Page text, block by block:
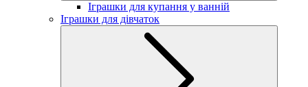
Іграшки для купання у ванній
Іграшки для дівчаток